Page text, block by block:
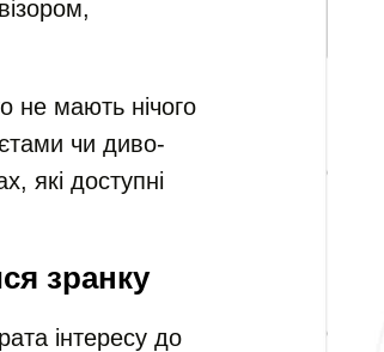
не мають нічого
чи диво-
які доступні
зранку
інтересу до